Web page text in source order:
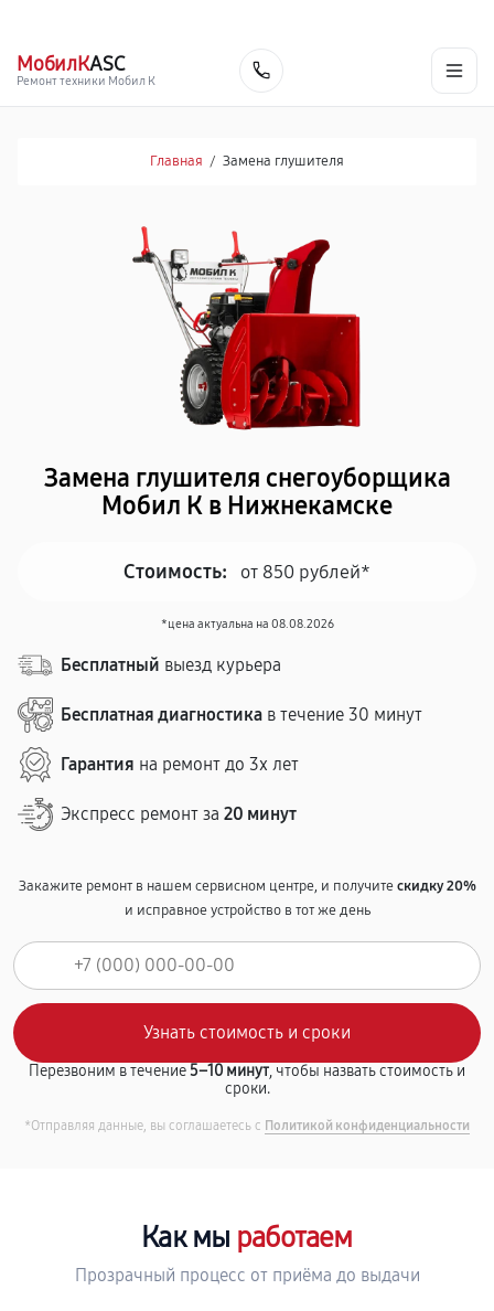
МобилКASC
Ремонт техники Мобил К
Главная / Замена глушителя
Замена глушителя снегоуборщика
Мобил К в Нижнекамске
Стоимость: от 850 рублей*
*цена актуальна на 08.08.2026
Бесплатный выезд курьера
Бесплатная диагностика в течение 30 минут
Гарантия на ремонт до 3х лет
Экспресс ремонт за 20 минут
Закажите ремонт в нашем сервисном центре, и получитескидку 20%
и исправное устройство в тот же день
Перезвоним в течение5–10 минут, чтобы назвать стоимость и
сроки.
*Отправляя данные, вы соглашаетесь с Политикой конфиденциальности
Как мы работаем
Прозрачный процесс от приёма до выдачи